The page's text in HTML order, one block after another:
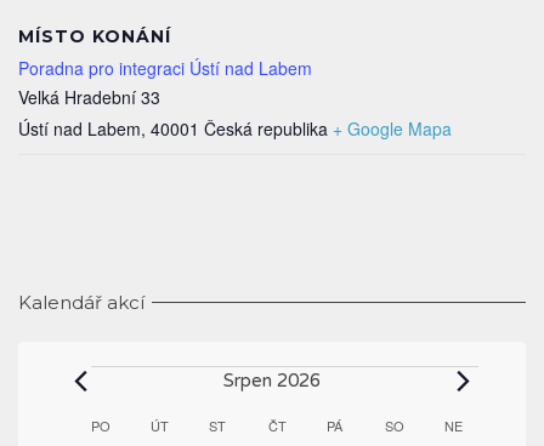
MÍSTO KONÁNÍ
Poradna pro integraci Ústí nad Labem
Velká Hradební 33
Ústí nad Labem, 40001 Česká republika + Google Mapa
Kalendář akcí
Akce Srpen 2026
Kalendář
PO PONDĚLÍ
ÚTÚTERÝST STŘEDAČTČTVRTEK
PÁPÁTEK SO SOBOTA
NENEDĚLE